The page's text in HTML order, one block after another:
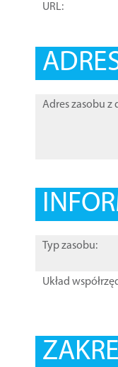
URL:
Adres zasobu z
Typ zasobu:
Układ